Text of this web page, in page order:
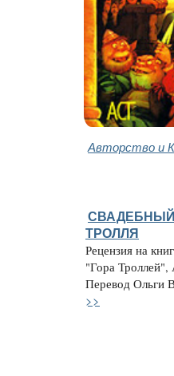
Авторство и
ТРОЛЛЯ
Рецензия на
"Гора Троллей",
Перевод Ольги
>>